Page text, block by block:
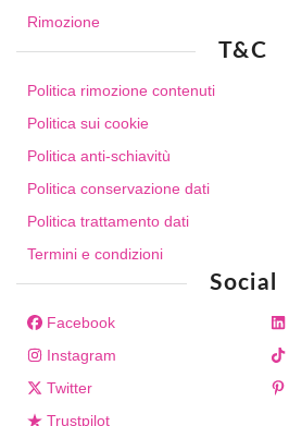
Rimozione
T&C
Politica rimozione contenuti
Politica sui cookie
Politica anti-schiavitù
Politica conservazione dati
Politica trattamento dati
Termini e condizioni
Social
Facebook
Instagram
Twitter
Trustpilot